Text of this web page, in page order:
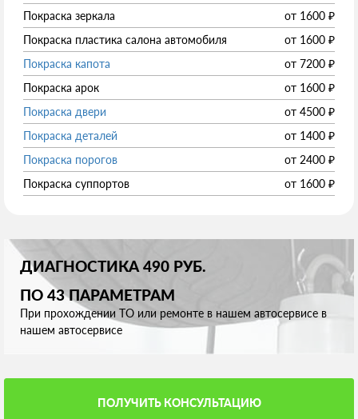
Покраска зеркала
от 1600 ₽
Покраска пластика салона автомобиля
от 1600 ₽
Покраска капота
от 7200 ₽
Покраска арок
от 1600 ₽
Покраска двери
от 4500 ₽
Покраска деталей
от 1400 ₽
Покраска порогов
от 2400 ₽
Покраска суппортов
от 1600 ₽
ДИАГНОСТИКА 490 РУБ.
ПО 43 ПАРАМЕТРАМ
При прохождении ТО или ремонте в нашем автосервисе в
нашем автосервисе
ПОЛУЧИТЬ КОНСУЛЬТАЦИЮ